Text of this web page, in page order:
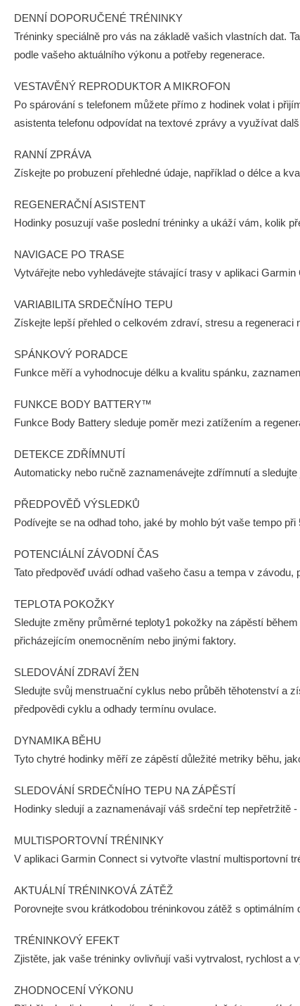
DENNÍ DOPORUČENÉ TRÉNINKY
Tréninky speciálně pro vás na základě vašich vlastních dat.
podle vašeho aktuálního výkonu a potřeby regenerace.
VESTAVĚNÝ REPRODUKTOR A MIKROFON
Po spárování s telefonem můžete přímo z hodinek volat i
asistenta telefonu odpovídat na textové zprávy a využívat
RANNÍ ZPRÁVA
Získejte po probuzení přehledné údaje, například o délce a
REGENERAČNÍ ASISTENT
Hodinky posuzují vaše poslední tréninky a ukáží vám, kolik
NAVIGACE PO TRASE
Vytvářejte nebo vyhledávejte stávající trasy v aplikaci
VARIABILITA SRDEČNÍHO TEPU
Získejte lepší přehled o celkovém zdraví, stresu a regeneraci
SPÁNKOVÝ PORADCE
Funkce měří a vyhodnocuje délku a kvalitu spánku,
FUNKCE BODY BATTERY™
Funkce Body Battery sleduje poměr mezi zatížením a
DETEKCE ZDŘÍMNUTÍ
Automaticky nebo ručně zaznamenávejte zdřímnutí a
PŘEDPOVĚĎ VÝSLEDKŮ
Podívejte se na odhad toho, jaké by mohlo být vaše tempo
POTENCIÁLNÍ ZÁVODNÍ ČAS
Tato předpověď uvádí odhad vašeho času a tempa v
TEPLOTA POKOŽKY
Sledujte změny průměrné teploty1 pokožky na zápěstí
přicházejícím onemocněním nebo jinými faktory.
SLEDOVÁNÍ ZDRAVÍ ŽEN
Sledujte svůj menstruační cyklus nebo průběh těhotenství a
předpovědi cyklu a odhady termínu ovulace.
DYNAMIKA BĚHU
Tyto chytré hodinky měří ze zápěstí důležité metriky běhu,
SLEDOVÁNÍ SRDEČNÍHO TEPU NA ZÁPĚSTÍ
Hodinky sledují a zaznamenávají váš srdeční tep nepřetržitě
MULTISPORTOVNÍ TRÉNINKY
V aplikaci Garmin Connect si vytvořte vlastní multisportovní
AKTUÁLNÍ TRÉNINKOVÁ ZÁTĚŽ
Porovnejte svou krátkodobou tréninkovou zátěž s
TRÉNINKOVÝ EFEKT
Zjistěte, jak vaše tréninky ovlivňují vaši vytrvalost, rychlost a
ZHODNOCENÍ VÝKONU